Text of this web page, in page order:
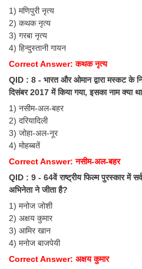
CAPF / Delhi Police - SI (CPO)
SSC Exam Vacancies
Scientific Assistant Exam
ACIO (IB) Exam
MTS
MTS Exam Papers
MTS Exam Syllabus
MTS Study Notes
मल्टीटास्किंग : Hindi Notes
1) मणिपुरी नृत्य
2) कथक नृत्य
3) गरबा नृत्य
4) हिन्दुस्तानी गायन
Correct Answer: कथक नृत्य
QID : 8 - भारत और ओमान द्वारा मस्कट के
दिसंबर 2017 में किया गया, इसका नाम क्या
1) नसीम-अल-बहर
2) दरियादिली
3) जोहा-अल-नूर
4) मोहब्बतें
Correct Answer: नसीम-अल-बहर
QID : 9 - 64वें राष्ट्रीय फिल्म पुरस्कार में
अभिनेता ने जीता है?
1) मनोज जोशी
2) अक्षय कुमार
3) आमिर खान
4) मनोज बाजपेयी
Correct Answer: अक्षय कुमार